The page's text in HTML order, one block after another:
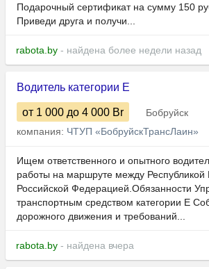
Подарочный сертификат на сумму 150
Приведи друга и получи...
rabota.by - найдена более недели назад
Водитель категории Е
от 1 000 до 4 000 Br
Бобруйск
компания: ЧТУП «БобруйскТрансЛаин»
Ищем ответственного и опытного
работы на маршруте между Республикой
Российской Федерацией.Обязанности
транспортным средством категории Е
дорожного движения и требований...
rabota.by - найдена вчера